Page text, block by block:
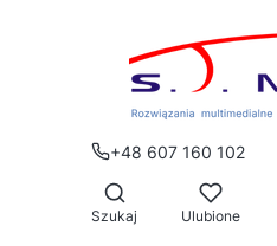
+48 607 160 102
Otwórz wyszukiwarkę
Szukaj Ulubione